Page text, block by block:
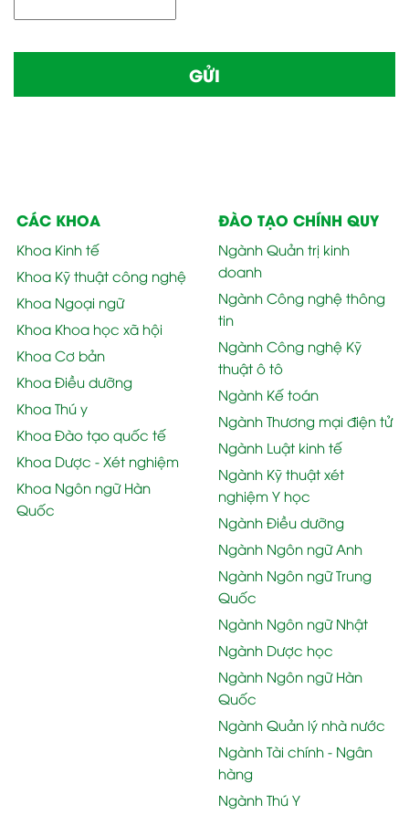
GỬI
CÁC KHOA
Khoa Kinh tế
Khoa Kỹ thuật công nghệ
Khoa Ngoại ngữ
Khoa Khoa học xã hội
Khoa Cơ bản
Khoa Điều dưỡng
Khoa Thú y
Khoa Đào tạo quốc tế
Khoa Dược - Xét nghiệm
Khoa Ngôn ngữ Hàn
Quốc
ĐÀO TẠO CHÍNH QUY
Ngành Quản trị kinh
doanh
Ngành Công nghệ thông
tin
Ngành Công nghệ Kỹ
thuật ô tô
Ngành Kế toán
Ngành Thương mại điện tử
Ngành Luật kinh tế
Ngành Kỹ thuật xét
nghiệm Y học
Ngành Điều dưỡng
Ngành Ngôn ngữ Anh
Ngành Ngôn ngữ Trung
Quốc
Ngành Ngôn ngữ Nhật
Ngành Dược học
Ngành Ngôn ngữ Hàn
Quốc
Ngành Quản lý nhà nước
Ngành Tài chính - Ngân
hàng
Ngành Thú Y